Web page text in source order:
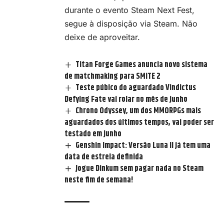
durante o evento Steam Next Fest,
segue à disposição via Steam. Não
deixe de aproveitar.
Titan Forge Games anuncia novo sistema
de matchmaking para SMITE 2
Teste púbico do aguardado Vindictus
Defying Fate vai rolar no mês de junho
Chrono Odyssey, um dos MMORPGs mais
aguardados dos últimos tempos, vai poder ser
testado em junho
Genshin Impact: Versão Luna II já tem uma
data de estreia definida
Jogue Dinkum sem pagar nada no Steam
neste fim de semana!